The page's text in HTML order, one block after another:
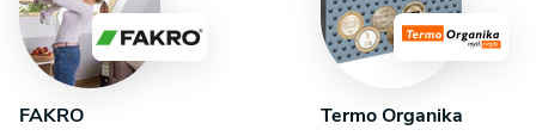
FAKRO Termo Organika